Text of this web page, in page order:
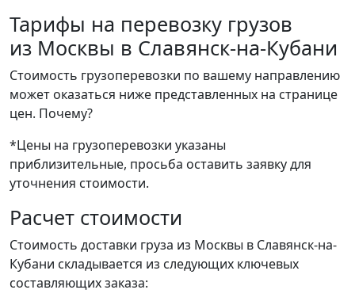
Тарифы на перевозку грузов
из Москвы в Славянск-на-Кубани
Стоимость грузоперевозки по вашему направлению
может оказаться ниже представленных на странице
цен. Почему?
*Цены на грузоперевозки указаны
приблизительные, просьба оставить заявку для
уточнения стоимости.
Расчет стоимости
Стоимость доставки груза из Москвы в Славянск-на-
Кубани складывается из следующих ключевых
составляющих заказа: